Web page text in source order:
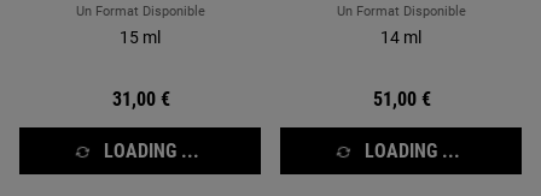
Un Format Disponible
15 ml
31,00 €
LOADING ...
Un Format Disponible
14 ml
51,00 €
LOADING ...